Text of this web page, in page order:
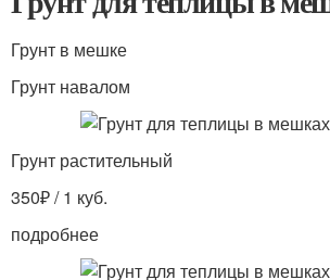
Грунт в мешке
Грунт навалом
Грунт растительный
350₽ / 1 куб.
подробнее